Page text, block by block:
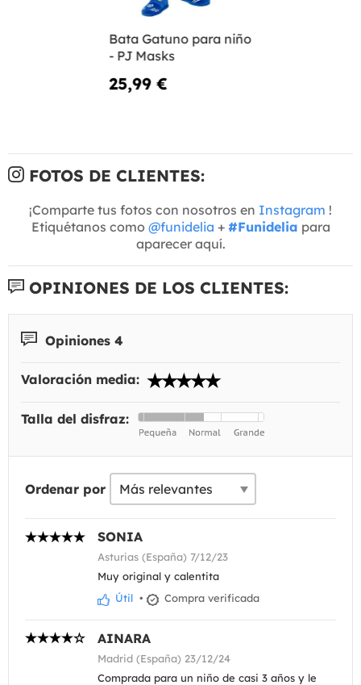
Bata Gatuno para niño
- PJ Masks
25,99 €
FOTOS DE CLIENTES:
¡Comparte tus fotos con nosotros en Instagram !
Etiquétanos como @funidelia + #Funidelia para
aparecer aquí.
OPINIONES DE LOS CLIENTES:
Opiniones 4
Valoración media:
Talla del disfraz:
Ordenar por
SONIA
Asturias (España) 7/12/23
Muy original y calentita
Útil • Compra verificada
AINARA
Madrid (España) 23/12/24
Comprada para un niño de casi 3 años y le